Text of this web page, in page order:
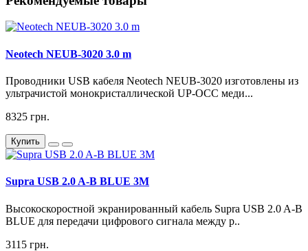
Neotech NEUB-3020 3.0 m
Проводники USB кабеля Neotech NEUB-3020 изготовлены из
ультрачистой монокристаллической UP-OCC меди...
8325 грн.
Купить
Supra USB 2.0 A-B BLUE 3M
Высокоскоростной экранированный кабель Supra USB 2.0 A-B
BLUE для передачи цифрового сигнала между р..
3115 грн.